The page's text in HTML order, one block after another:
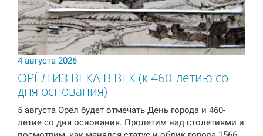
4 августа 2026
ОРЁЛ ИЗ ВЕКА В ВЕК (к 460-летию со
дня основания)
5 августа Орёл будет отмечать День города и 460-
летие со дня основания. Пролетим над столетиями и